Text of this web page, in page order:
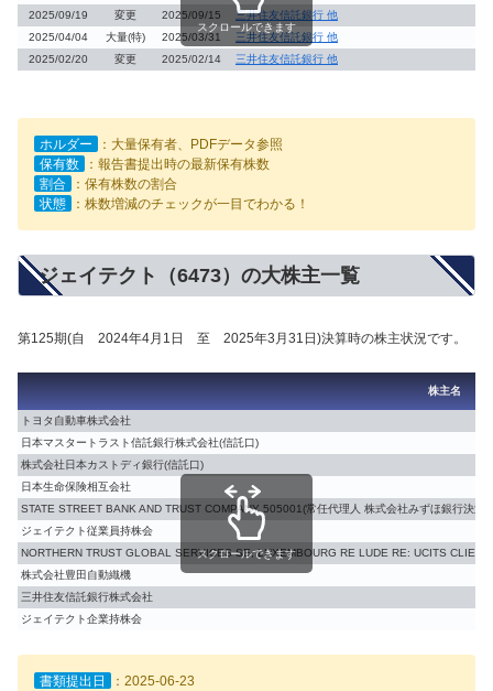
2025/09/19 変更 2025/09/15
三井住友信託銀行 他
2025/04/04
大量(特) 2025/03/31
三井住友信託銀行 他
2025/02/20
変更 2025/02/14 三井住友信託銀行 他
スクロールできます
ホルダー
：大量保有者、PDFデータ参照
保有数
：報告書提出時の最新保有株数
割合
：保有株数の割合
状態
：株数増減のチェックが一目でわかる！
ジェイテクト（6473）の大株主一覧
第125期(自 2024年4月1日 至 2025年3月31日)決算時の株主状況です。
株主名
トヨタ自動車株式会社
日本マスタートラスト信託銀行株式会社(信託口)
株式会社日本カストディ銀行(信託口)
日本生命保険相互会社
STATE STREET BANK AND TRUST COMPANY 505001(常任代理人 株式会社みずほ銀行決済
ジェイテクト従業員持株会
NORTHERN TRUST GLOBAL SERVICES SE, LUXEMBOURG RE LUDE RE: UCITS
株式会社豊田自動織機
三井住友信託銀行株式会社
ジェイテクト企業持株会
スクロールできます
書類提出日
：2025-06-23